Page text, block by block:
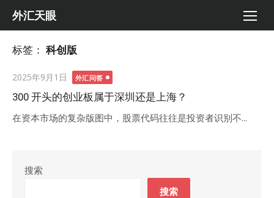
Skip
外汇天眼
标签： 科创版
Posted
on
2025年9月1日 外汇问答
300 开头的创业板属于深圳还是上海？
在资本市场的复杂版图中，股票代码往往是投资者识别不...
搜索
搜索